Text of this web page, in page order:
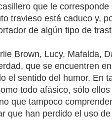
que le
travieso está caduco y,
de algún tipo de
Brown, Lucy, Mafalda,
que se encuentren
el sentido del humor. En
todo afásico, sólo
que tampoco
que han perdido el uso